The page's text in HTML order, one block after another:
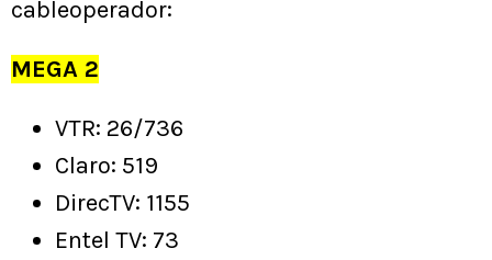
cableoperador:
MEGA 2
VTR: 26/736
Claro: 519
DirecTV: 1155
Entel TV: 73